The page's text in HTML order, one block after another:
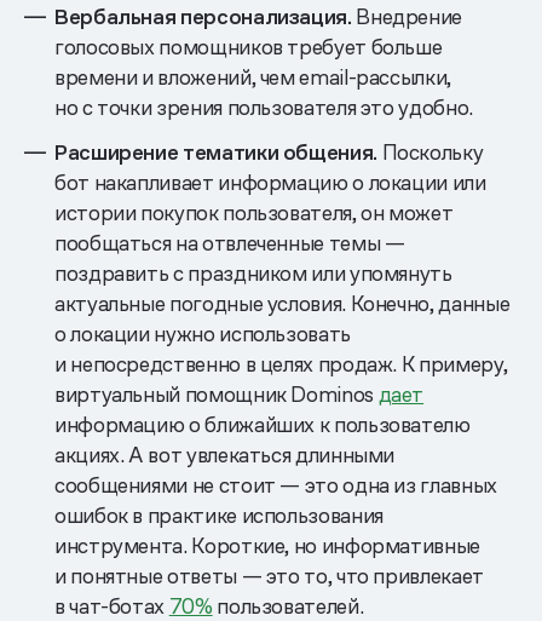
Вербальная персонализация. Внедрение
голосовых помощников требует больше
времени и вложений, чем email-рассылки,
но с точки зрения пользователя это удобно.
Расширение тематики общения. Поскольку
бот накапливает информацию о локации или
истории покупок пользователя, он может
пообщаться на отвлеченные темы —
поздравить с праздником или упомянуть
актуальные погодные условия. Конечно, данные
о локации нужно использовать
и непосредственно в целях продаж. К примеру,
виртуальный помощник Dominos дает
информацию о ближайших к пользователю
акциях. А вот увлекаться длинными
сообщениями не стоит — это одна из главных
ошибок в практике использования
инструмента. Короткие, но информативные
и понятные ответы — это то, что привлекает
в чат-ботах 70% пользователей.